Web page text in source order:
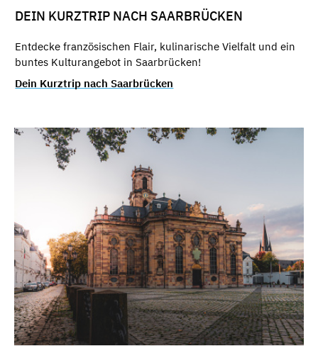
DEIN KURZTRIP NACH SAARBRÜCKEN
Entdecke französischen Flair, kulinarische Vielfalt und ein
buntes Kulturangebot in Saarbrücken!
Dein Kurztrip nach Saarbrücken